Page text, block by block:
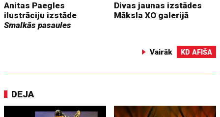
Anitas Paegles
ilustrāciju izstāde
Smalkās pasaules
Divas jaunas izstādes
Māksla XO galerijā
Vairāk KD AFIŠA
DEJA